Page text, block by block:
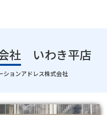
社 いわき平店
ションアドレス株式会社